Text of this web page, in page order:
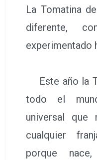
La Tomatina
diferente,
experimentado
Este año la
todo el
universal que
cualquier
porque